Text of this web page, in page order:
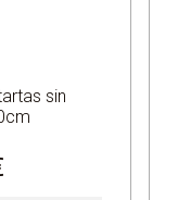
sin